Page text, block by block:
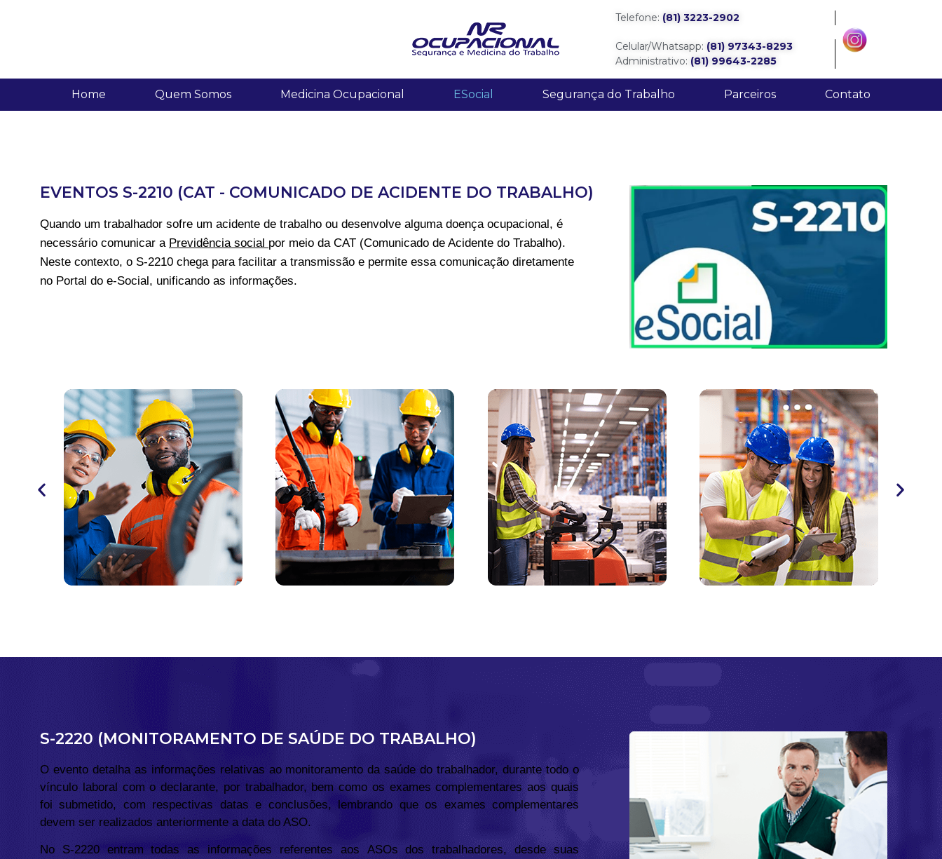
Telefone: (81) 3223-2902
Celular/Whatsapp: (81) 97343-8293
Administrativo: (81) 99643-2285
Home Quem Somos Medicina Ocupacional ESocial Segurança do Trabalho Parceiros Contato
EVENTOS S-2210 (CAT - COMUNICADO DE ACIDENTE DO TRABALHO)
Quando um trabalhador sofre um acidente de trabalho ou desenvolve alguma doença ocupacional, é
necessário comunicar a Previdência social por meio da CAT (Comunicado de Acidente do Trabalho).
Neste contexto, o S-2210 chega para facilitar a transmissão e permite essa comunicação diretamente
no Portal do e-Social, unificando as informações.
S-2220 (MONITORAMENTO DE SAÚDE DO TRABALHO)
O evento detalha as informações relativas ao monitoramento da saúde do trabalhador, durante todo o
vínculo laboral com o declarante, por trabalhador, bem como os exames complementares aos quais
foi submetido, com respectivas datas e conclusões, lembrando que os exames complementares
devem ser realizados anteriormente a data do ASO.
No S-2220 entram todas as informações referentes aos ASOs dos trabalhadores, desde suas